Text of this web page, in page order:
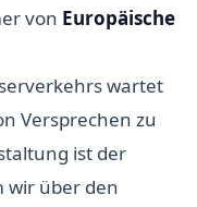
von Europäische
wartet
Versprechen zu
ist der
wir über den